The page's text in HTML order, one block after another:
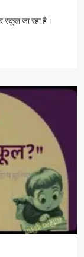
स्कूल जा रहा है।